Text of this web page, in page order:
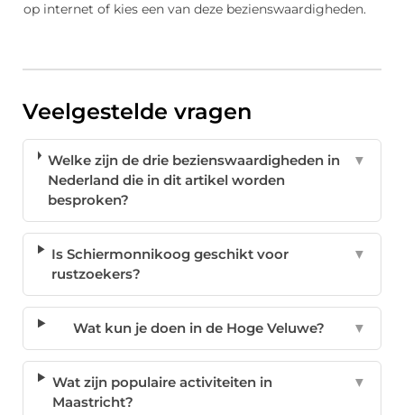
op internet of kies een van deze bezienswaardigheden.
Veelgestelde vragen
Welke zijn de drie bezienswaardigheden in
Nederland die in dit artikel worden
besproken?
▼
Is Schiermonnikoog geschikt voor
rustzoekers?
▼
Wat kun je doen in de Hoge Veluwe? ▼
Wat zijn populaire activiteiten in
Maastricht?
▼